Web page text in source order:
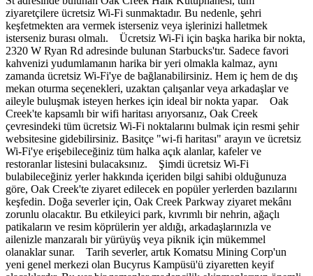
ziyaretçilere ücretsiz Wi-Fi sunmaktadır. Bu nedenle, şehri
keşfetmekten ara vermek isterseniz veya işlerinizi halletmek
isterseniz burası olmalı. Ücretsiz Wi-Fi için başka harika bir nokta,
2320 W Ryan Rd adresinde bulunan Starbucks'tır. Sadece favori
kahvenizi yudumlamanın harika bir yeri olmakla kalmaz, aynı
zamanda ücretsiz Wi-Fi'ye de bağlanabilirsiniz. Hem iç hem de dış
mekan oturma seçenekleri, uzaktan çalışanlar veya arkadaşlar ve
aileyle buluşmak isteyen herkes için ideal bir nokta yapar. Oak
Creek'te kapsamlı bir wifi haritası arıyorsanız, Oak Creek
çevresindeki tüm ücretsiz Wi-Fi noktalarını bulmak için resmi şehir
websitesine gidebilirsiniz. Basitçe "wi-fi haritası" arayın ve ücretsiz
Wi-Fi'ye erişebileceğiniz tüm halka açık alanlar, kafeler ve
restoranlar listesini bulacaksınız. Şimdi ücretsiz Wi-Fi
bulabileceğiniz yerler hakkında içeriden bilgi sahibi olduğunuza
göre, Oak Creek'te ziyaret edilecek en popüler yerlerden bazılarını
keşfedin. Doğa severler için, Oak Creek Parkway ziyaret mekânı
zorunlu olacaktır. Bu etkileyici park, kıvrımlı bir nehrin, ağaçlı
patikaların ve resim köprülerin yer aldığı, arkadaşlarınızla ve
ailenizle manzaralı bir yürüyüş veya piknik için mükemmel
olanaklar sunar. Tarih severler, artık Komatsu Mining Corp'un
yeni genel merkezi olan Bucyrus Kampüsü'ü ziyaretten keyif